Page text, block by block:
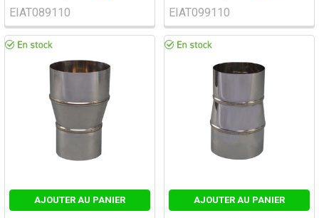
EIAT089110 EIAT099110
AJOUTER AU PANIER AJOUTER AU PANIER